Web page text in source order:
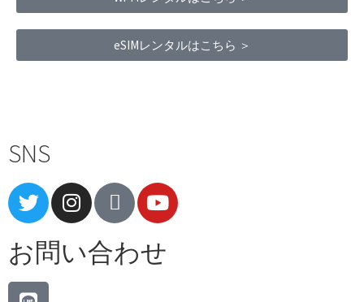
eSIMレンタルはこちら ＞
SNS
お問い合わせ